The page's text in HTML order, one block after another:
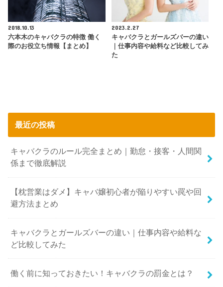
2018.10.13
六本木のキャバクラの特徴 働く
際のお役立ち情報【まとめ】
2023.2.27
キャバクラとガールズバーの違い
｜仕事内容や給料など比較してみ
た
最近の投稿
キャバクラのルール完全まとめ｜勤怠・接客・人間関
係まで徹底解説
【枕営業はダメ】キャバ嬢初心者が陥りやすい罠や回
避方法まとめ
キャバクラとガールズバーの違い｜仕事内容や給料な
ど比較してみた
働く前に知っておきたい！キャバクラの罰金とは？